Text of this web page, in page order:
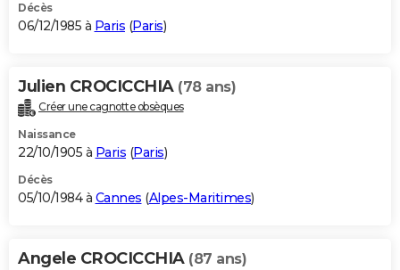
Décès
06/12/1985 à Paris (Paris)
Julien CROCICCHIA (78 ans)
Créer une cagnotte obsèques
Naissance
22/10/1905 à Paris (Paris)
Décès
05/10/1984 à Cannes (Alpes-Maritimes)
Angele CROCICCHIA (87 ans)